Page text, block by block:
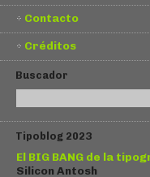
Contacto
Créditos
Buscador
Tipoblog 2023
El BIG BANG de la
Silicon Antosh